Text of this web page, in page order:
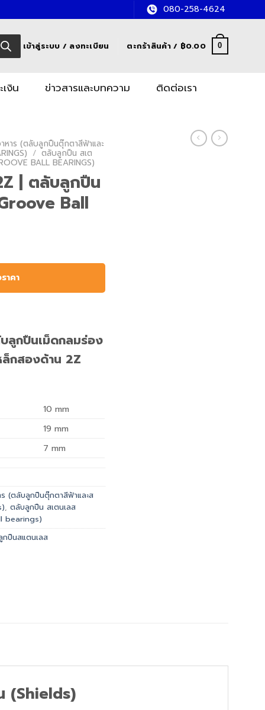
080-258-4624
เข้าสู่ระบบ / ลงทะเบียน ตะกร้าสินค้า / ฿0.00 0
เงิน ข่าวสารและบทความ ติดต่อเรา
าร (ตลับลูกปืนตุ๊กตาสีฟ้าและ
/ ตลับลูกปืน สเต
BALL BEARINGS)
| ตลับลูกปืน
Ball
าคา
ลูกปืนเม็ดกลมร่อง
กสองด้าน 2Z
10 mm
19 mm
7 mm
(ตลับลูกปืนตุ๊กตาสีฟ้าและส
ตลับลูกปืน สเตนเลส
bearings)
ปืนสแตนเลส
(Shields)